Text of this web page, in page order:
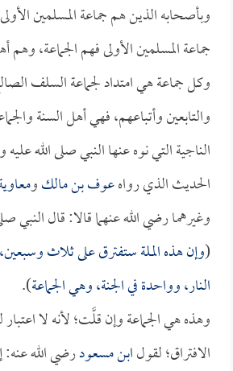
وبأصحابه الذين هم جماعة المسلمين
جماعة المسلمين الأولى فهم الجماعة، وهم
وكل جماعة هي امتداد لجماعة السلف
والتابعين وأتباعهم، فهي أهل السنة
الناجية التي نوه عنها النبي صلى الله
الحديث الذي رواهعوف بن مالكو
وغيرهما رضي الله عنهما قالا: قال النبي
(وإن هذه الملة ستفترق على ثلاث
النار، وواحدة في الجنة، وهي الجماعة).
وهذه هي الجماعة وإن قلَّت؛ لأنه لا
الافتراق؛ لقولابن مسعودرضي الله عنه: